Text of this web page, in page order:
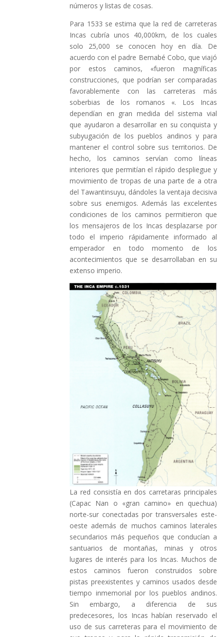
números y listas de cosas.
Para 1533 se estima que la red de carreteras
Incas cubría unos 40,000km, de los cuales
solo 25,000 se conocen hoy en día. De
acuerdo con el padre Bernabé Cobo, que viajó
por estos caminos, «fueron magníficas
construcciones, que podrían ser comparadas
favorablemente con las carreteras más
soberbias de los romanos «. Los Incas
dependían en gran medida del sistema vial
que ayudaron a desarrollar en su conquista y
subyugación de los pueblos andinos y para
mantener el control sobre sus territorios. De
hecho, los caminos servían como líneas
interiores que permitían el rápido despliegue y
movimiento de tropas de una parte de a otra
del Tawantinsuyu, dándoles la ventaja decisiva
sobre sus enemigos. Además las excelentes
condiciones de los caminos permitieron que
los mensajeros de los Incas desplazarse por
todo el imperio rápidamente informado al
emperador en todo momento de los
acontecimientos que se desarrollaban en su
extenso imperio.
La red consistía en dos carretaras principales
(Capac Nan o «gran camino» en quechua)
norte-sur conectadas por transversales este-
oeste además de muchos caminos laterales
secundarios más pequeños que conducían a
santuarios de montañas, minas y otros
lugares de interés para los Incas. Muchos de
estos caminos fueron construidos sobre
pistas preexistentes y caminos usados ​​desde
tiempo inmemorial por los pueblos andinos.
Sin embargo, a diferencia de sus
predecesores, los Incas habían reservado el
uso de sus carreteras para el movimiento de